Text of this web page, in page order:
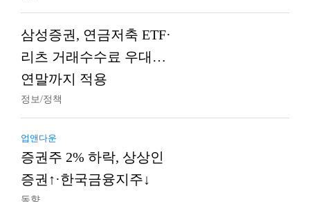
삼성증권, 연금저축 ETF·
리츠 거래수수료 우대…
연말까지 적용
정보/정책
업앤다운
증권주 2% 하락, 상상인
증권↑·한국금융지주↓
동향